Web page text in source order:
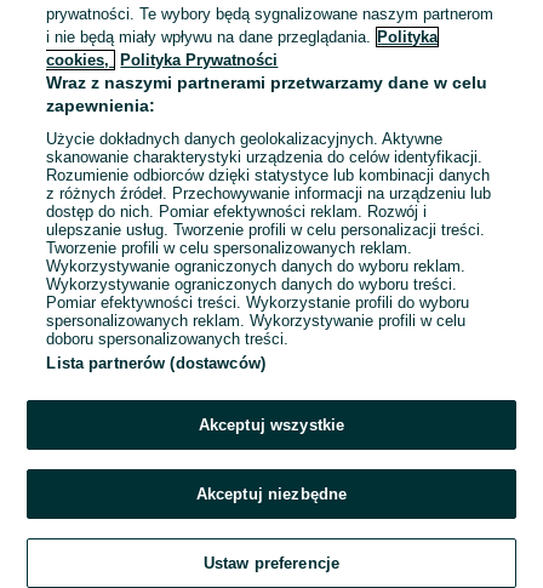
To ogłoszenie nie jest już dostępne
Przejdź na stronę główną
prywatności. Te wybory będą sygnalizowane naszym partnerom
i nie będą miały wpływu na dane przeglądania. Polityka
cookies,
Polityka Prywatności
Wraz z naszymi partnerami przetwarzamy dane w celu
zapewnienia:
Użycie dokładnych danych geolokalizacyjnych. Aktywne
skanowanie charakterystyki urządzenia do celów identyfikacji.
Rozumienie odbiorców dzięki statystyce lub kombinacji danych
z różnych źródeł. Przechowywanie informacji na urządzeniu lub
dostęp do nich. Pomiar efektywności reklam. Rozwój i
ulepszanie usług. Tworzenie profili w celu personalizacji treści.
Tworzenie profili w celu spersonalizowanych reklam.
Wykorzystywanie ograniczonych danych do wyboru reklam.
Wykorzystywanie ograniczonych danych do wyboru treści.
Pomiar efektywności treści. Wykorzystanie profili do wyboru
spersonalizowanych reklam. Wykorzystywanie profili w celu
doboru spersonalizowanych treści.
Lista partnerów (dostawców)
Akceptuj wszystkie
Akceptuj niezbędne
Ustaw preferencje